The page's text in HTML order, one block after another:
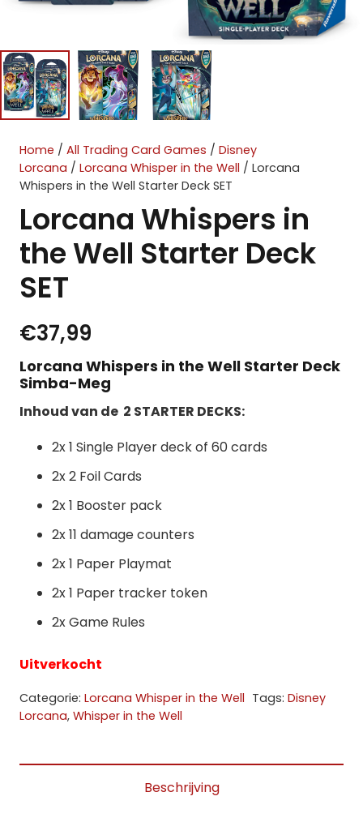
Home / All Trading Card Games / Disney
Lorcana / Lorcana Whisper in the Well / Lorcana
Whispers in the Well Starter Deck SET
Lorcana Whispers in
the Well Starter Deck
SET
€37,99
Lorcana Whispers in the Well Starter Deck
Simba-Meg
Inhoud van de 2 STARTER DECKS:
2x 1 Single Player deck of 60 cards
2x 2 Foil Cards
2x 1 Booster pack
2x 11 damage counters
2x 1 Paper Playmat
2x 1 Paper tracker token
2x Game Rules
Uitverkocht
Categorie: Lorcana Whisper in the Well Tags: Disney
Lorcana, Whisper in the Well
Beschrijving